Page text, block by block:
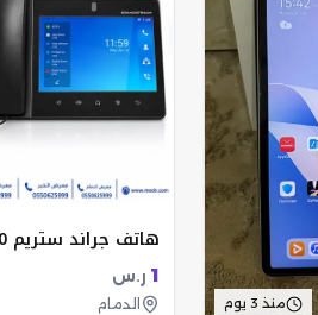
منذ 3 يوم
هاتف جراند ستريم GXV3480
1 ر.س
الدمام